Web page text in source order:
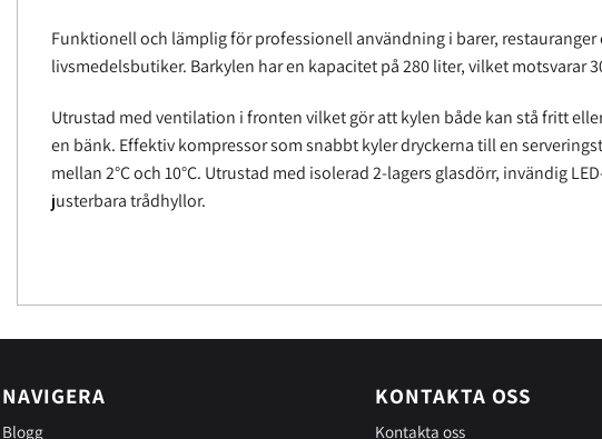
Funktionell och lämplig för professionell användning i barer, restauranger
livsmedelsbutiker. Barkylen har en kapacitet på 280 liter, vilket motsvarar
Utrustad med ventilation i fronten vilket gör att kylen både kan stå fritt
en bänk. Effektiv kompressor som snabbt kyler dryckerna till en
mellan 2°C och 10°C. Utrustad med isolerad 2-lagers glasdörr, invändig
justerbara trådhyllor.
NAVIGERA
Blogg
KONTAKTA OSS
Kontakta oss